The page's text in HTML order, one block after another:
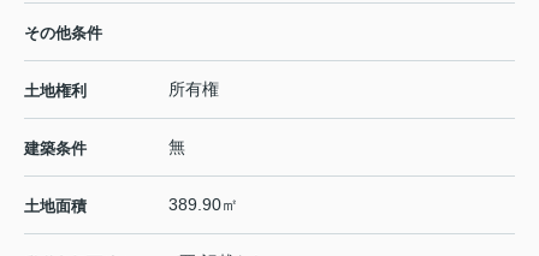
その他条件
土地権利 所有権
建築条件 無
土地面積 389.90㎡